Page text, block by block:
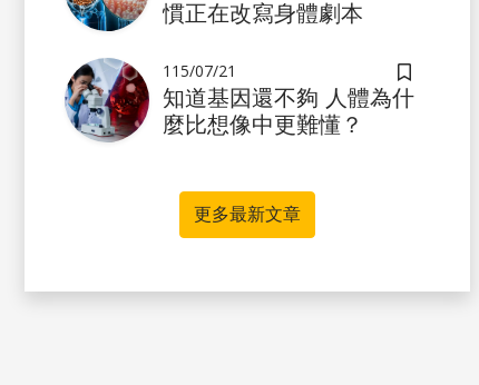
慣正在改寫身體劇本
儲存書籤
115/07/21
知道基因還不夠 人體為什
麼比想像中更難懂？
更多最新文章